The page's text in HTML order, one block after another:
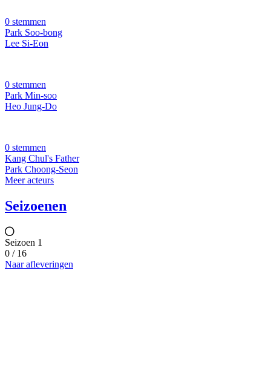
0 stemmen
Park Soo-bong
Lee Si-Eon
0 stemmen
Park Min-soo
Heo Jung-Do
0 stemmen
Kang Chul's Father
Park Choong-Seon
Meer acteurs
Seizoenen
Seizoen 1
0 / 16
Naar afleveringen